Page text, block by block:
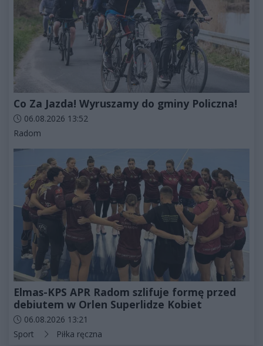
Co Za Jazda! Wyruszamy do gminy Policzna!
Data dodania artykułu:
06.08.2026 13:52
Kategorie artykułu:
Radom
Elmas-KPS APR Radom szlifuje formę przed
debiutem w Orlen Superlidze Kobiet
Data dodania artykułu:
06.08.2026 13:21
Kategorie artykułu:
Sport Piłka ręczna